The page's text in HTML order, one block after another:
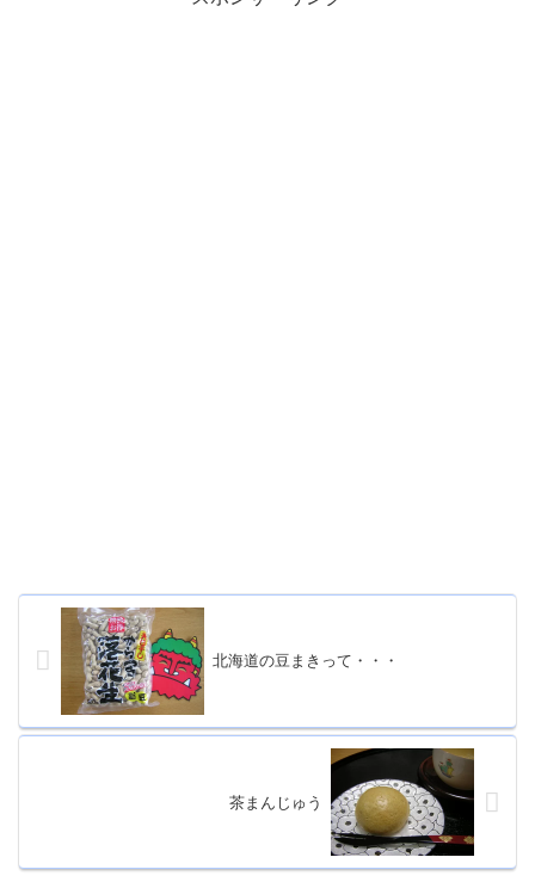
北海道の豆まきって・・・
茶まんじゅう